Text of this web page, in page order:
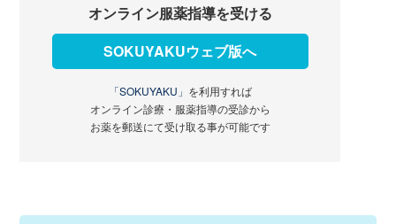
オンライン服薬指導を受ける
SOKUYAKUウェブ版へ
「SOKUYAKU」 を利用すれば
オンライン診療・服薬指導の受診から
お薬を郵送にて受け取る事が可能です